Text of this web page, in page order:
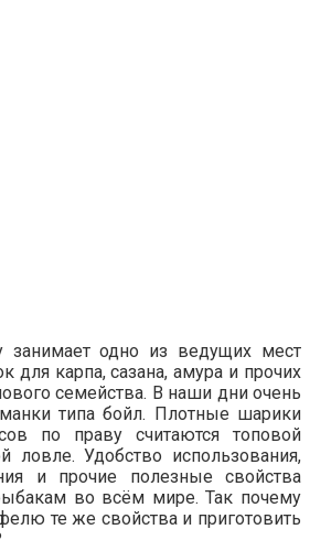
занимает одно из ведущих мест
для карпа, сазана, амура и прочих
семейства. В наши дни очень
типа бойл. Плотные шарики
по праву считаются топовой
ловле. Удобство использования,
и прочие полезные свойства
во всём мире. Так почему
те же свойства и приготовить